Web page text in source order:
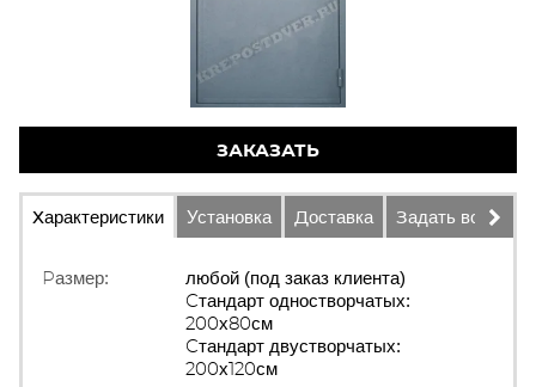
Характеристики Установка Доставка Задать вопрос
Размер:
любой (под заказ клиента)
Стандарт одностворчатых:
200х80см
Стандарт двустворчатых:
200х120см
ЗАКАЗАТЬ